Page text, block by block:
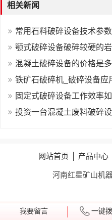
相关新闻
常用石料破碎设备技术参
混凝土破碎设备的价格是
铁矿石破碎机_破碎设备应
投资一台混凝土废料破碎
网站首页 产品中心
河南红星矿山机
我要留言 一键